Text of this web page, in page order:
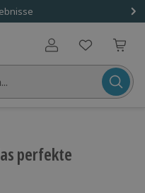
Benutzerkonto
perfekte